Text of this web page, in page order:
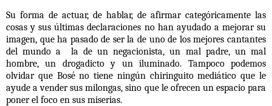
Su forma de actuar, de hablar, de afirmar categóricamente las
cosas y sus últimas declaraciones no han ayudado a mejorar su
imagen, que ha pasado de ser la de uno de los mejores cantantes
del mundo a
la de un negacionista, un mal padre, un mal
hombre, un drogadicto y un iluminado. Tampoco podemos
olvidar que Bosé no tiene ningún chiringuito mediático que le
ayude a vender sus milongas, sino que le ofrecen un espacio para
poner el foco en sus miserias.